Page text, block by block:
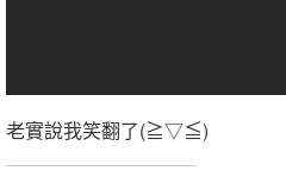
老實說我笑翻了(≧▽≦)